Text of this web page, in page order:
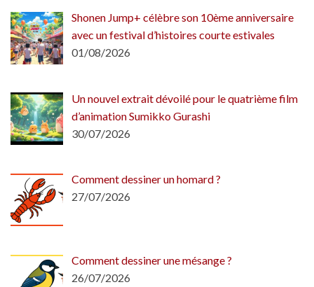
Shonen Jump+ célèbre son 10ème anniversaire
avec un festival d’histoires courte estivales
01/08/2026
Un nouvel extrait dévoilé pour le quatrième film
d’animation Sumikko Gurashi
30/07/2026
Comment dessiner un homard ?
27/07/2026
Comment dessiner une mésange ?
26/07/2026